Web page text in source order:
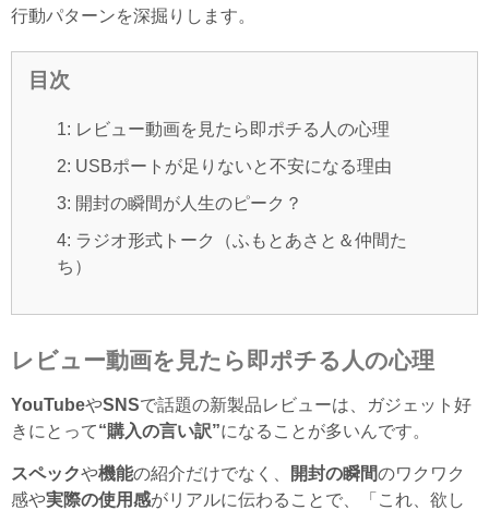
行動パターンを深掘りします。
目次
1: レビュー動画を見たら即ポチる人の心理
2: USBポートが足りないと不安になる理由
3: 開封の瞬間が人生のピーク？
4: ラジオ形式トーク（ふもとあさと＆仲間た
ち）
レビュー動画を見たら即ポチる人の心理
YouTubeやSNSで話題の新製品レビューは、ガジェット好
きにとって“購入の言い訳”になることが多いんです。
スペックや機能の紹介だけでなく、 開封の瞬間のワクワク
感や実際の使用感がリアルに伝わることで、「これ、欲し